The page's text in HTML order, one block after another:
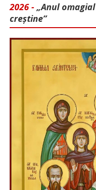
2026 - „Anul
creștine”